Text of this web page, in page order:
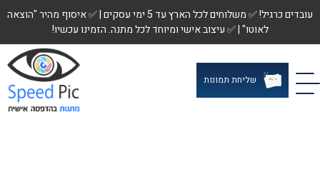
עובדים כרגיל! ✅ משלוחים לכל הארץ עד 5 ימי עסקים | ✅ איסוף מהיר "הוצאה
לאוטו" | ✅ עיצוב אישי ומיוחד לכל מתנה. הזמינו עכשיו!
שליחת תמונות